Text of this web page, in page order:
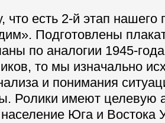
что есть 2-й этап
Подготовлены
по аналогии 1945-
то мы изначально
и понимания
Ролики имеют целевую
Юга и Востока